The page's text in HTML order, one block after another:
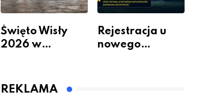
Święto Wisły
2026 w
się będzie działo
Rejestracja u
nowego
REKLAMA